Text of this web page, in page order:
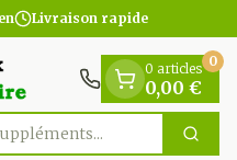
Livraison rapide
0 articles
0,00 €
0